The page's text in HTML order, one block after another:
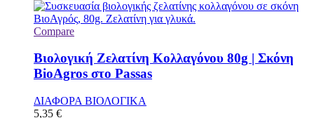
Compare
Βιολογική Ζελατίνη Κολλαγόνου 80g | Σκόνη
BioAgros στο Passas
ΔΙΑΦΟΡΑ ΒΙΟΛΟΓΙΚΑ
5,35 €